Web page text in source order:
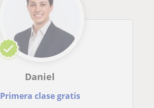
Daniel
Primera clase gratis